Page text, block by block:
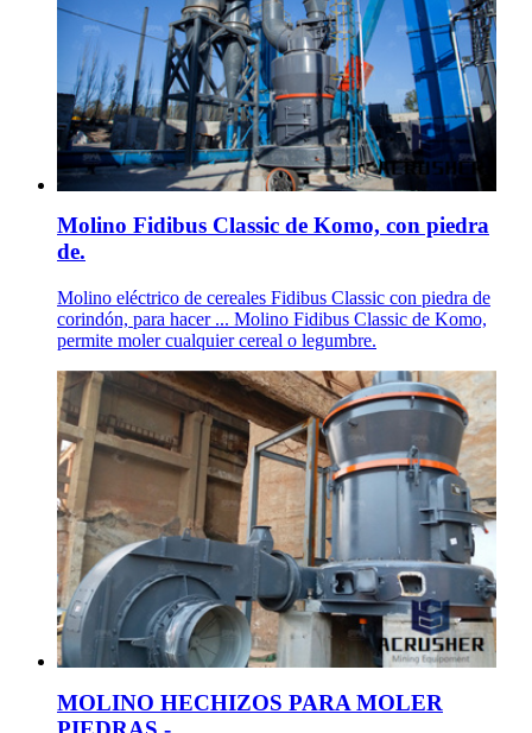
Molino Fidibus Classic de Komo, con piedra
de.
Molino eléctrico de cereales Fidibus Classic con piedra de
corindón, para hacer ... Molino Fidibus Classic de Komo,
permite moler cualquier cereal o legumbre.
MOLINO HECHIZOS PARA MOLER